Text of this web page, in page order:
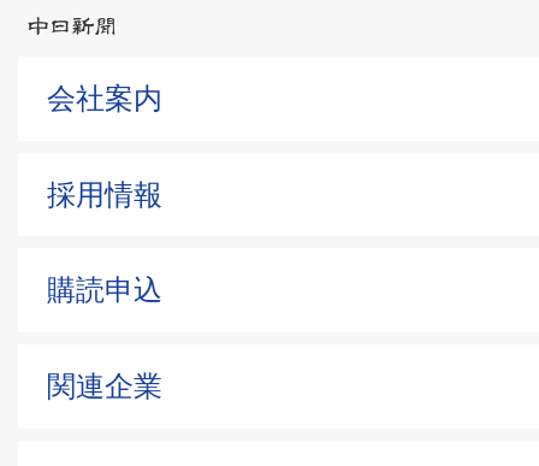
会社案内
採用情報
購読申込
関連企業